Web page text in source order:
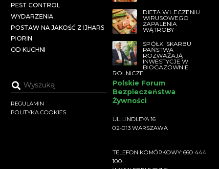
PEST CONTROL
WYDARZENIA
POSTAW NA JAKOŚĆ Z IJHARS
PIORIN
OD KUCHNI
DIETA W LECZENIU
WIRUSOWEGO
ZAPALENIA
WĄTROBY
SPÓŁKI SKARBU
PAŃSTWA
ROZWAŻAJĄ
INWESTYCJE W
BIOGAZOWNIE
ROLNICZE
REGULAMIN
POLITYKA COOKIES
Polskie Forum
Bezpieczeństwa
Żywności
UL. LINDLEYA 16
02-013 WARSZAWA
TELEFON KOMÓRKOWY: 660 444
100